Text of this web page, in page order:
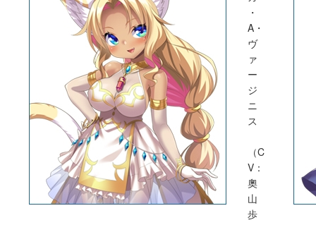
・
A・
ヴ
ァ
ー
ジ
ニ
ス
（C
V：
奧
⼭
歩